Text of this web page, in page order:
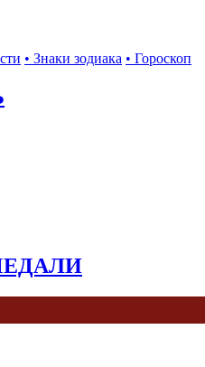
• Знаки зодиака • Гороскоп